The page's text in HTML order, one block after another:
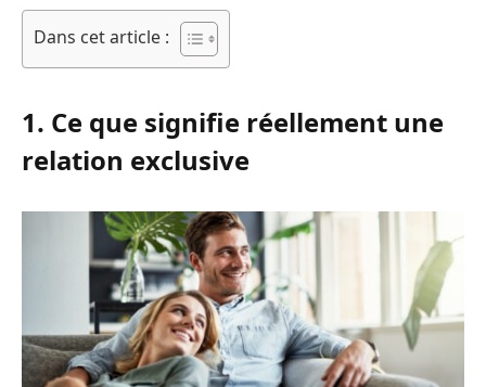
Dans cet article :
1. Ce que signifie réellement une
relation exclusive